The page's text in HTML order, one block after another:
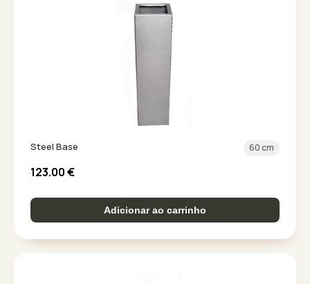
Steel Base 60 cm
123.00€
Adicionar ao carrinho